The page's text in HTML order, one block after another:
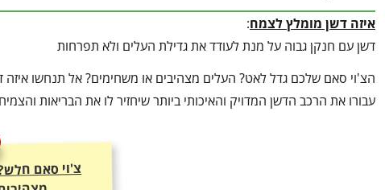
איזה דשן מומלץ לצמח:
דשן עם חנקן גבוה על מנת לעודד את גדילת העלים ולא תפרחות
הצ'וי סאם שלכם גדל לאט? העלים מצהיבים או משחימים? אל תנחשו
עבורו את הרכב הדשן המדויק והאיכותי ביותר שיחזיר לו את הבריאות
צ'וי סאם